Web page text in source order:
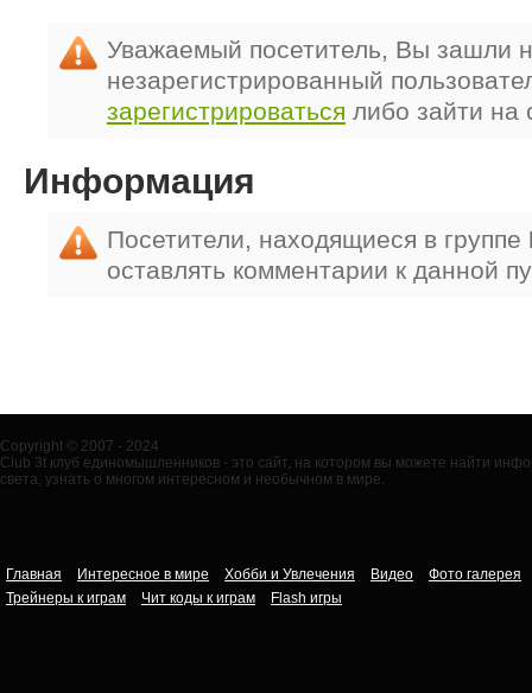
Уважаемый посетитель, Вы зашли
незарегистрированный
зарегистрироваться либо зайти на
Информация
Посетители, находящиеся в группе
оставлять комментарии к данной
Copyright © 2007 - 2024
Club 3t клуб единомышленников - это сайт, на котором вы можете найти
света, узнать о многом интересном и необычном в мире.
Главная Интересное в мире Хобби и Увлечения Видео
Фото галерея
Трейнеры к играм
Чит коды к играм Flash игры